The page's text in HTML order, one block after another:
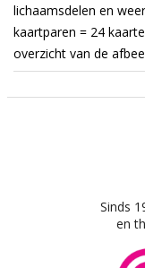
lichaamsdelen en
kaartparen = 24
overzicht van de
Sinds
en